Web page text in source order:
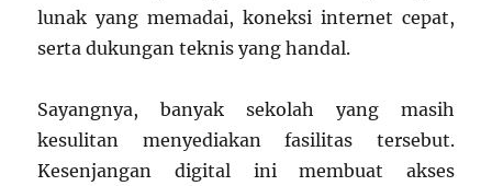
lunak yang memadai, koneksi internet cepat,
serta dukungan teknis yang handal.
Sayangnya, banyak sekolah yang masih
kesulitan menyediakan fasilitas tersebut.
Kesenjangan digital ini membuat akses